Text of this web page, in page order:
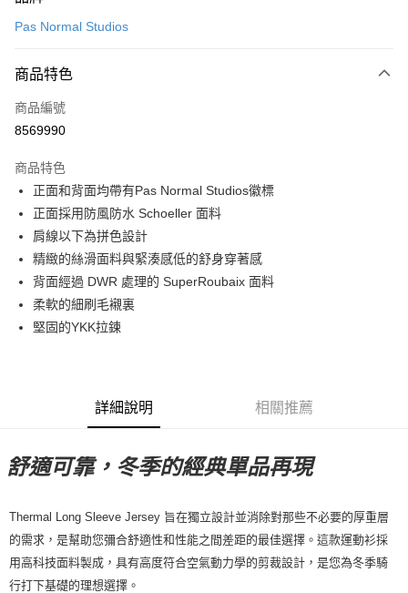
信用卡一次付款
LINE Pay
Apple Pay
運送方式
全家店到店
每筆NT$80，滿NT$10,000(含以上)免運費
付款後全家取貨
每筆NT$80，滿NT$10,000(含以上)免運費
7-11店到店
每筆NT$80，滿NT$10,000(含以上)免運費
每筆NT$130，滿NT$10,000(含以上)免運費
Pas Normal Studios
商品特色
商品編號
8569990
商品特色
正面和背面均帶有Pas Normal Studios徽標
正面採用防風防水 Schoeller 面料
肩線以下為拼色設計
精緻的絲滑面料與緊湊感低的舒身穿著感
背面經過 DWR 處理的 SuperRoubaix 面料
柔軟的細刷毛襯裏
堅固的YKK拉鍊
詳細說明 相關推薦
舒適可靠，冬季的經典單品再現
Thermal Long Sleeve Jersey 旨在獨立設計並消除對那些不必要的厚重層
的需求，是幫助您彌合舒適性和性能之間差距的最佳選擇。這款運動衫採
用高科技面料製成，具有高度符合空氣動力學的剪裁設計，是您為冬季騎
行打下基礎的理想選擇。